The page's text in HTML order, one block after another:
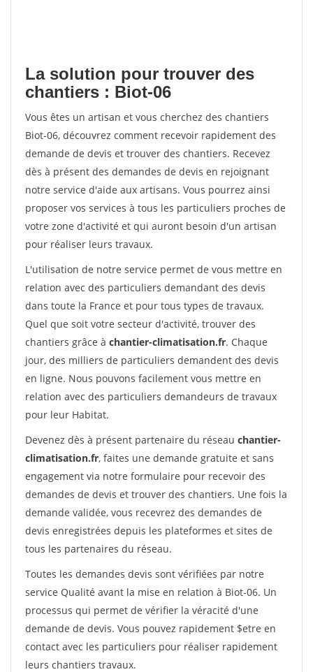
La solution pour trouver des
chantiers : Biot-06
Vous êtes un artisan et vous cherchez des chantiers
Biot-06, découvrez comment recevoir rapidement des
demande de devis et trouver des chantiers. Recevez
dès à présent des demandes de devis en rejoignant
notre service d'aide aux artisans. Vous pourrez ainsi
proposer vos services à tous les particuliers proches de
votre zone d'activité et qui auront besoin d'un artisan
pour réaliser leurs travaux.
L'utilisation de notre service permet de vous mettre en
relation avec des particuliers demandant des devis
dans toute la France et pour tous types de travaux.
Quel que soit votre secteur d'activité, trouver des
chantiers grâce à chantier-climatisation.fr. Chaque
jour, des milliers de particuliers demandent des devis
en ligne. Nous pouvons facilement vous mettre en
relation avec des particuliers demandeurs de travaux
pour leur Habitat.
Devenez dès à présent partenaire du réseau chantier-
climatisation.fr, faites une demande gratuite et sans
engagement via notre formulaire pour recevoir des
demandes de devis et trouver des chantiers. Une fois la
demande validée, vous recevrez des demandes de
devis enregistrées depuis les plateformes et sites de
tous les partenaires du réseau.
Toutes les demandes devis sont vérifiées par notre
service Qualité avant la mise en relation à Biot-06. Un
processus qui permet de vérifier la véracité d'une
demande de devis. Vous pouvez rapidement $etre en
contact avec les particuliers pour réaliser rapidement
leurs chantiers travaux.